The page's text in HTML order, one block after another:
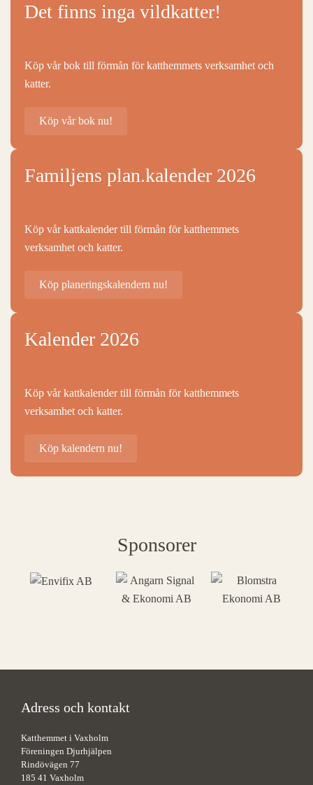
Det finns inga vildkatter!
Köp vår bok till förmån för katthemmets verksamhet och
katter.
Köp vår bok nu!
Familjens plan.kalender 2026
Köp vår kattkalender till förmån för katthemmets
verksamhet och katter.
Köp planeringskalendern nu!
Kalender 2026
Köp vår kattkalender till förmån för katthemmets
verksamhet och katter.
Köp kalendern nu!
Sponsorer
Adress och kontakt
Katthemmet i Vaxholm
Föreningen Djurhjälpen
Rindövägen 77
185 41 Vaxholm